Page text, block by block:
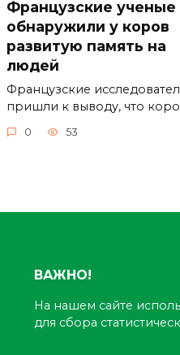
Французские ученые
обнаружили у коров
развитую память на
людей
Французские
пришли к выводу, что
0 53
ВАЖНО!
На нашем сайте
для сбора